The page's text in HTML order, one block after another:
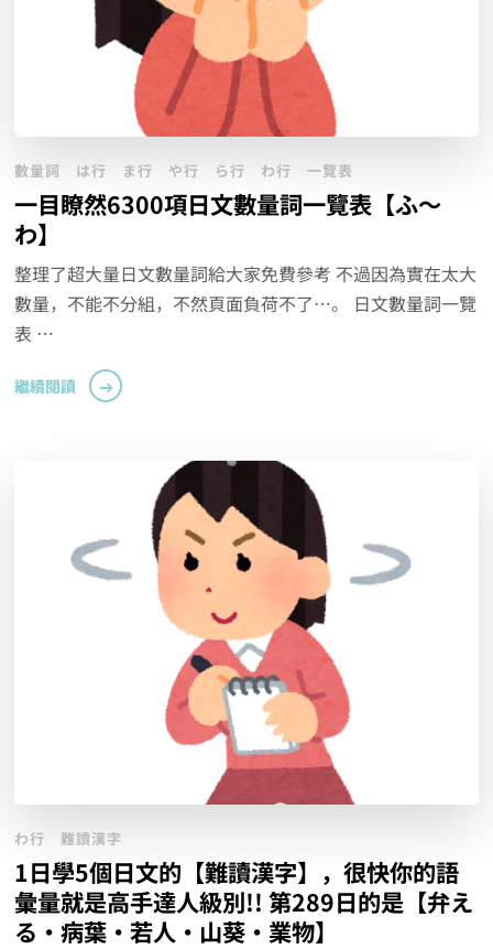
數量詞 は行 ま行 や行 ら行 わ行 一覽表
一目瞭然6300項日文數量詞一覽表【ふ～
わ】
整理了超大量日文數量詞給大家免費參考 不過因為實在太大
數量，不能不分組，不然頁面負荷不了…。 日文數量詞一覽
表 …
繼續閱讀
わ行 難讀漢字
1日學5個日文的【難讀漢字】，很快你的語
彙量就是高手達人級別!! 第289日的是【弁え
る‧病葉‧若人‧山葵‧業物】